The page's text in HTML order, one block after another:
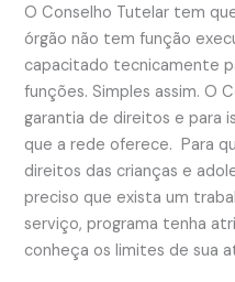
O Conselho Tutelar tem
órgão não tem função
capacitado tecnicamente
funções. Simples assim. O
garantia de direitos e para
que a rede oferece. Para
direitos das crianças e
preciso que exista um
serviço, programa tenha
conheça os limites de sua